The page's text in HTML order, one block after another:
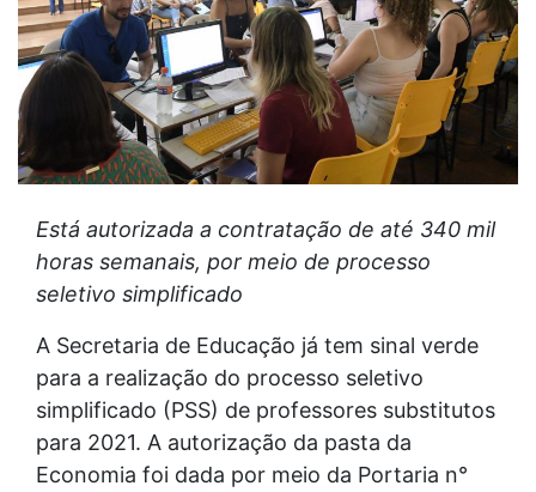
Está autorizada a contratação de até 340 mil
horas semanais, por meio de processo
seletivo simplificado
A Secretaria de Educação já tem sinal verde
para a realização do processo seletivo
simplificado (PSS) de professores substitutos
para 2021. A autorização da pasta da
Economia foi dada por meio da Portaria n°